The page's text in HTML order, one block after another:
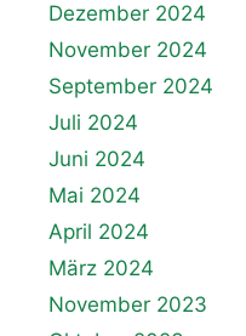
Dezember 2024
November 2024
September 2024
Juli 2024
Juni 2024
Mai 2024
April 2024
März 2024
November 2023